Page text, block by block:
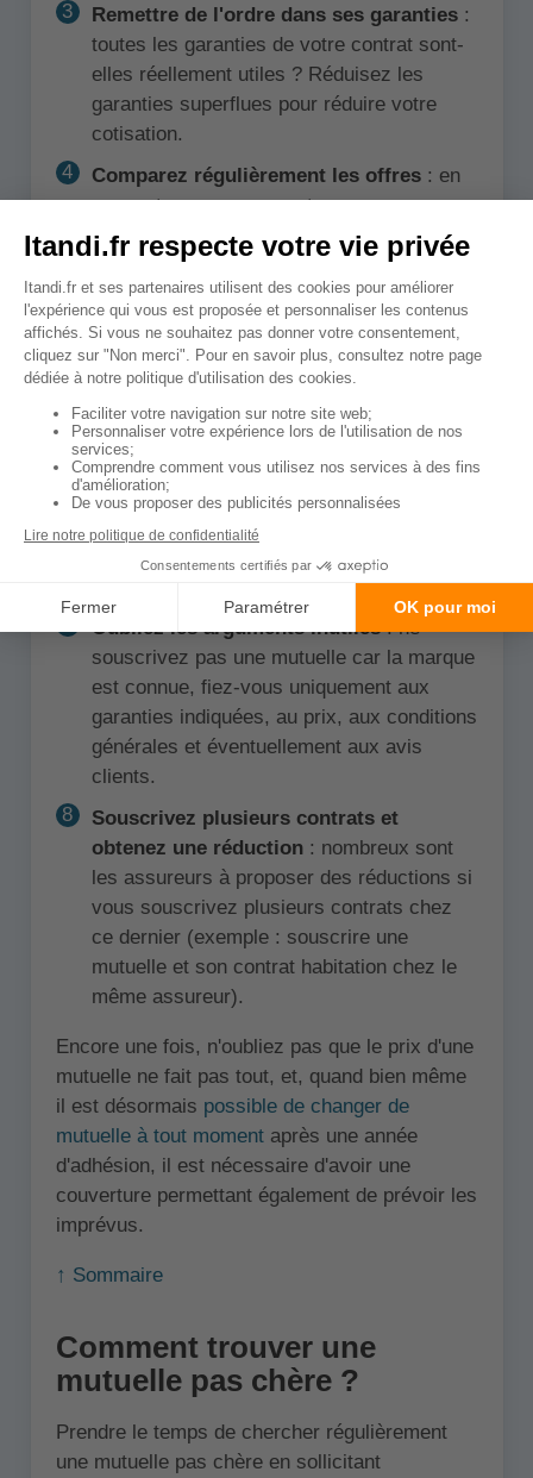
Remettre de l'ordre dans ses garanties :
toutes les garanties de votre contrat sont-
elles réellement utiles ? Réduisez les
garanties superflues pour réduire votre
cotisation.
Comparez régulièrement les offres: en
passant par un comparateur, vous pourrez
comparer les prix et les garanties de
milliers d'offres, vous saurez en un clin
d'œil si des économies sont possibles ou
non.
Votre conseiller n'est pas très serviable
prix sont plus bas et le service par
téléphone et à distance est tout aussi bon !
Optez pour le paiement annuel des
cotisations: Si vous pouvez vous le
permettre, payer votre mutuelle à l'année
peut vous faire économiser entre 2 et 10%.
Oubliez les arguments inutiles: ne
souscrivez pas une mutuelle car la marque
est connue, fiez-vous uniquement aux
garanties indiquées, au prix, aux conditions
générales et éventuellement aux avis
clients.
Souscrivez plusieurs contrats et
obtenez une réduction: nombreux sont
les assureurs à proposer des réductions si
vous souscrivez plusieurs contrats chez
ce dernier (exemple : souscrire une
mutuelle et son contrat habitation chez le
même assureur).
Encore une fois, n'oubliez pas que le prix d'une
mutuelle ne fait pas tout, et, quand bien même
il est désormais possible de changer de
mutuelle à tout momentaprès une année
d'adhésion, il est nécessaire d'avoir une
couverture permettant également de prévoir les
imprévus.
↑ Sommaire
Comment trouver une
mutuelle pas chère ?
Prendre le temps de chercher régulièrement
une mutuelle pas chère en sollicitant